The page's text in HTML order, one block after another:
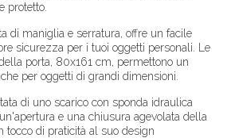
protetto.
di maniglia e serratura, offre un facile
sicurezza per i tuoi oggetti personali. Le
porta, 80x161 cm, permettono un
per oggetti di grandi dimensioni.
di uno scarico con sponda idraulica
e una chiusura agevolata della
tocco di praticità al suo design